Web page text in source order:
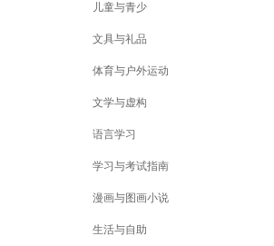
儿童与青少
文具与礼品
体育与户外运动
文学与虚构
语言学习
学习与考试指南
漫画与图画小说
生活与自助